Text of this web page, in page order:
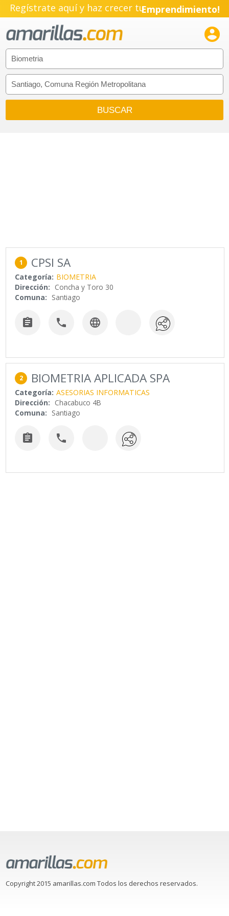
Regístrate aquí y haz crecer tuEmprendimiento!

1 CPSI SA
Categoría: BIOMETRIA
Dirección: Concha y Toro 30
Comuna: Santiago
  
2 BIOMETRIA APLICADA SPA
Categoría: ASESORIAS INFORMATICAS
Dirección: Chacabuco 4B
Comuna: Santiago
 
Copyright 2015 amarillas.com Todos los derechos reservados.